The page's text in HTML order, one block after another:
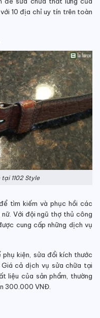
10 địa chỉ uy tín trên toàn
1102 Style
tìm kiếm và phục hồi các
Với đội ngũ thợ thủ công
cung cấp những dịch vụ
kiện, sửa đổi kích thước
Giá cả dịch vụ sửa chữa tại
liệu của sản phẩm, thường
300.000 VNĐ.